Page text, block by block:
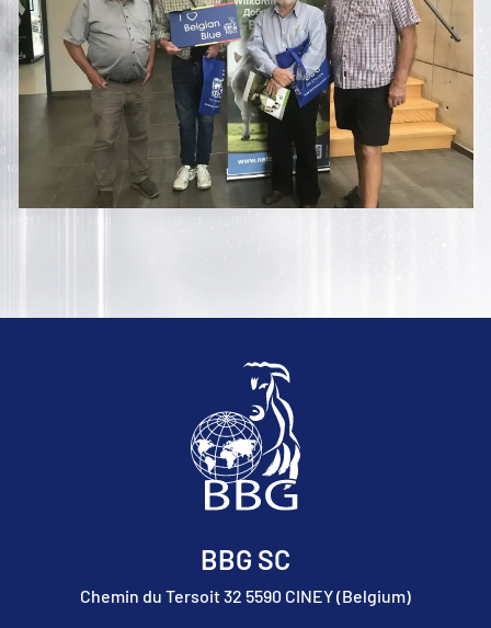
BBG SC
Chemin du Tersoit 32 5590 CINEY (Belgium)